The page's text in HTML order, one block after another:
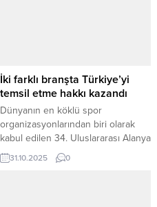
bulunan kişilerden...
İki farklı branşta Türkiye’yi
temsil etme hakkı kazandı
Dünyanın en köklü spor
organizasyonlarından biri olarak
kabul edilen 34. Uluslararası Alanya
Triatlonu, üç gün süren nefes
kesici mücadelelerin ardından
31.10.2025 0